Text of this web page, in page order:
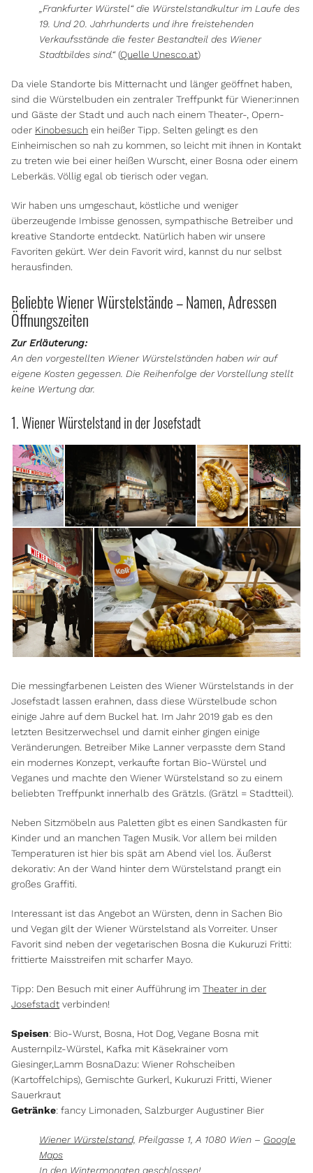
„Frankfurter Würstel“ die Würstelstandkultur im Laufe des
19. Und 20. Jahrhunderts und ihre freistehenden
Verkaufsstände die fester Bestandteil des Wiener
Stadtbildes sind.“(Quelle Unesco.at)
Da viele Standorte bis Mitternacht und länger geöffnet haben,
sind die Würstelbuden ein zentraler Treffpunkt für Wiener:innen
und Gäste der Stadt und auch nach einem Theater-, Opern-
oder Kinobesuch ein heißer Tipp. Selten gelingt es den
Einheimischen so nah zu kommen, so leicht mit ihnen in Kontakt
zu treten wie bei einer heißen Wurscht, einer Bosna oder einem
Leberkäs. Völlig egal ob tierisch oder vegan.
Wir haben uns umgeschaut, köstliche und weniger
überzeugende Imbisse genossen, sympathische Betreiber und
kreative Standorte entdeckt. Natürlich haben wir unsere
Favoriten gekürt. Wer dein Favorit wird, kannst du nur selbst
herausfinden.
Beliebte Wiener Würstelstände – Namen, Adressen
Öffnungszeiten
Zur Erläuterung:
An den vorgestellten Wiener Würstelständen haben wir auf
eigene Kosten gegessen.Die Reihenfolge der Vorstellung stellt
keine Wertung dar.
1. Wiener Würstelstand in der Josefstadt
Die messingfarbenen Leisten des Wiener Würstelstands in der
Josefstadt lassen erahnen, dass diese Würstelbude schon
einige Jahre auf dem Buckel hat. Im Jahr 2019 gab es den
letzten Besitzerwechsel und damit einher gingen einige
Veränderungen. Betreiber Mike Lanner verpasste dem Stand
ein modernes Konzept, verkaufte fortan Bio-Würstel und
Veganes und machte den Wiener Würstelstand so zu einem
beliebten Treffpunkt innerhalb des Grätzls. (Grätzl = Stadtteil).
Neben Sitzmöbeln aus Paletten gibt es einen Sandkasten für
Kinder und an manchen Tagen Musik. Vor allem bei milden
Temperaturen ist hier bis spät am Abend viel los. Äußerst
dekorativ: An der Wand hinter dem Würstelstand prangt ein
großes Graffiti.
Interessant ist das Angebot an Würsten, denn in Sachen Bio
und Vegan gilt der Wiener Würstelstand als Vorreiter. Unser
Favorit sind neben der vegetarischen Bosna die Kukuruzi Fritti:
frittierte Maisstreifen mit scharfer Mayo.
Tipp: Den Besuch mit einer Aufführung imTheater in der
Josefstadt verbinden!
Speisen: Bio-Wurst, Bosna, Hot Dog, Vegane Bosna mit
Austernpilz-Würstel, Kafka mit Käsekrainer vom
Giesinger,Lamm BosnaDazu: Wiener Rohscheiben
(Kartoffelchips), Gemischte Gurkerl, Kukuruzi Fritti, Wiener
Sauerkraut
Getränke: fancy Limonaden, Salzburger Augustiner Bier
Wiener Würstelstand, Pfeilgasse 1, A 1080 Wien – Google
Maps
In den Wintermonaten geschlossen!